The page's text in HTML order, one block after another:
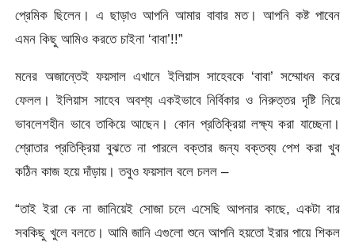
প্রেমিক ছিলেন। এ ছাড়াও আপনি আমার বাবার মত। আপনি কষ্ট পাবেন
এমন কিছু আমিও করতে চাইনা ‘বাবা’!!”
মনের অজান্তেই ফয়সাল এখানে ইলিয়াস সাহেবকে ‘বাবা’ সম্মোধন করে
ফেলল। ইলিয়াস সাহেব অবশ্য একইভাবে নির্বিকার ও নিরুত্তর দৃষ্টি নিয়ে
ভাবলেশহীন ভাবে তাকিয়ে আছেন। কোন প্রতিক্রিয়া লক্ষ্য করা যাচ্ছেনা।
শ্রোতার প্রতিক্রিয়া বুঝতে না পারলে বক্তার জন্য বক্তব্য পেশ করা খুব
কঠিন কাজ হয়ে দাঁড়ায়। তবুও ফয়সাল বলে চলল –
“তাই ইরা কে না জানিয়েই সোজা চলে এসেছি আপনার কাছে, একটা বার
সবকিছু খুলে বলতে। আমি জানি এগুলো শুনে আপনি হয়তো ইরার পায়ে শিকল